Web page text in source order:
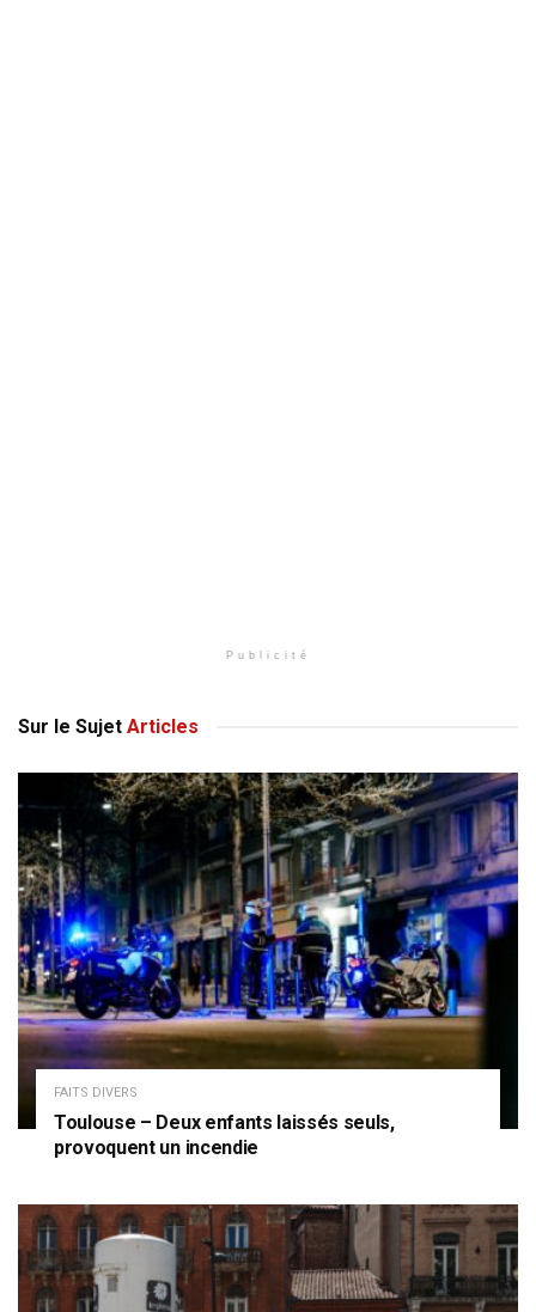
Publicité
Sur le Sujet Articles
FAITS DIVERS
Toulouse – Deux enfants laissés seuls,
provoquent un incendie